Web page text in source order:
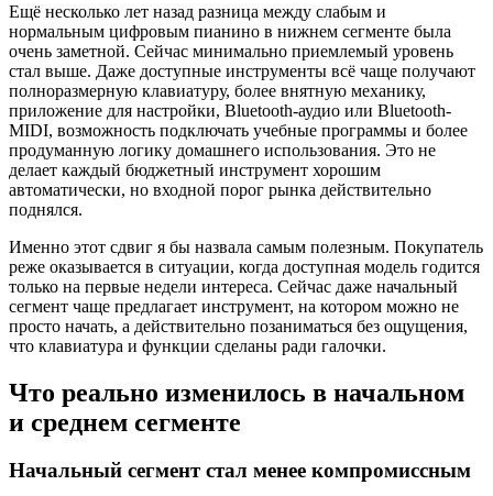
Ещё несколько лет назад разница между слабым и
нормальным цифровым пианино в нижнем сегменте была
очень заметной. Сейчас минимально приемлемый уровень
стал выше. Даже доступные инструменты всё чаще получают
полноразмерную клавиатуру, более внятную механику,
приложение для настройки, Bluetooth-аудио или Bluetooth-
MIDI, возможность подключать учебные программы и более
продуманную логику домашнего использования. Это не
делает каждый бюджетный инструмент хорошим
автоматически, но входной порог рынка действительно
поднялся.
Именно этот сдвиг я бы назвала самым полезным. Покупатель
реже оказывается в ситуации, когда доступная модель годится
только на первые недели интереса. Сейчас даже начальный
сегмент чаще предлагает инструмент, на котором можно не
просто начать, а действительно позаниматься без ощущения,
что клавиатура и функции сделаны ради галочки.
Что реально изменилось в начальном
и среднем сегменте
Начальный сегмент стал менее компромиссным